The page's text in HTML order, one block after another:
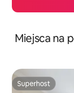
Miejsca na
Superhost
Superhost